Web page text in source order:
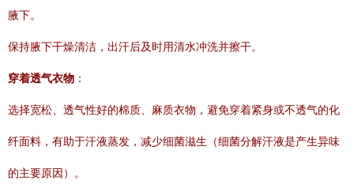
腋下。
保持腋下干燥清洁，出汗后及时用清水冲洗并擦干。
穿着透气衣物 ：
选择宽松、透气性好的棉质、麻质衣物，避免穿着紧身或不透气的化
纤面料，有助于汗液蒸发，减少细菌滋生（细菌分解汗液是产生异味
的主要原因）。